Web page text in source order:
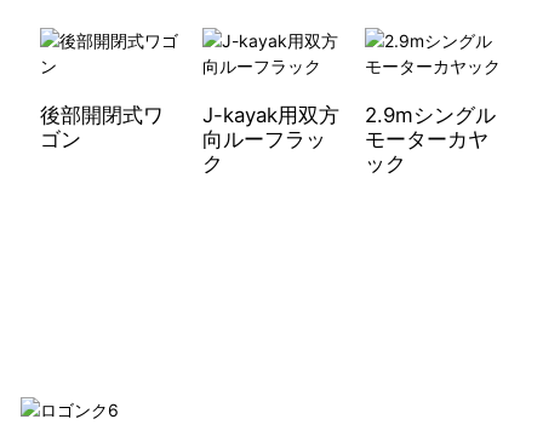
後部開閉式ワ
ゴン
J-kayak用双方
向ルーフラッ
ク
2.9mシングル
モーターカヤ
ック